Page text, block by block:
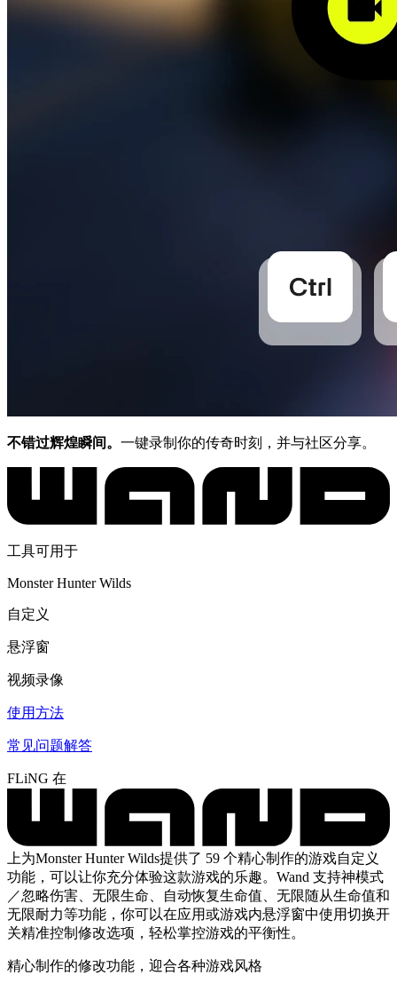
不错过辉煌瞬间。 一键录制你的传奇时刻，并与社区分享。
工具可用于
Monster Hunter Wilds
自定义
悬浮窗
视频录像
使用方法
常见问题解答
FLiNG 在
上为Monster Hunter Wilds提供了 59 个精心制作的游戏自定义
功能，可以让你充分体验这款游戏的乐趣。Wand 支持神模式
／忽略伤害、无限生命、自动恢复生命值、无限随从生命值和
无限耐力等功能，你可以在应用或游戏内悬浮窗中使用切换开
关精准控制修改选项，轻松掌控游戏的平衡性。
精心制作的修改功能，迎合各种游戏风格